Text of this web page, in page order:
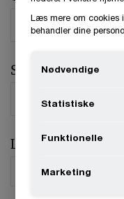
Stilling
Land *
Læs mere om cookies
behandler dine
Nødvendige
Statistiske
Funktionelle
Marketing